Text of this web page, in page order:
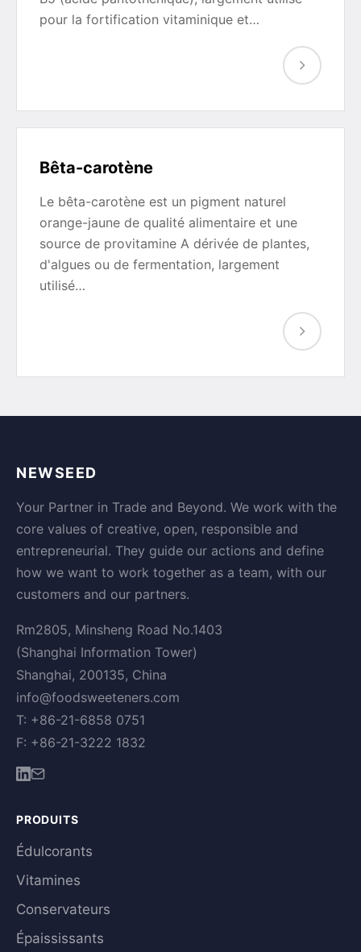
pour la fortification vitaminique et…
Bêta-carotène
Le bêta-carotène est un pigment naturel
orange-jaune de qualité alimentaire et une
source de provitamine A dérivée de plantes,
d'algues ou de fermentation, largement
utilisé…
NEWSEED
Your Partner in Trade and Beyond. We work with the
core values of creative, open, responsible and
entrepreneurial. They guide our actions and define
how we want to work together as a team, with our
customers and our partners.
Rm2805, Minsheng Road No.1403
(Shanghai Information Tower)
Shanghai, 200135, China
info@foodsweeteners.com
T: +86-21-6858 0751
F: +86-21-3222 1832
PRODUITS
Édulcorants
Vitamines
Conservateurs
Épaississants